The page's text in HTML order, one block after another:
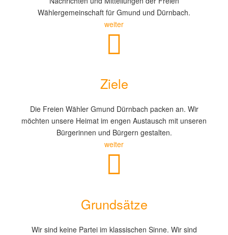
Wählergemeinschaft für Gmund und Dürnbach.
weiter
Ziele
Die Freien Wähler Gmund Dürnbach packen an. Wir
möchten unsere Heimat im engen Austausch mit unseren
Bürgerinnen und Bürgern gestalten.
weiter
Grundsätze
Wir sind keine Partei im klassischen Sinne. Wir sind